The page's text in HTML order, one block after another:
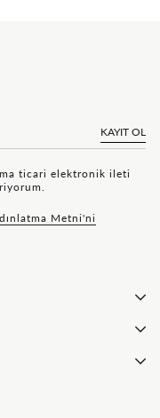
KAYIT OL
ticari elektronik ileti
Metni'ni